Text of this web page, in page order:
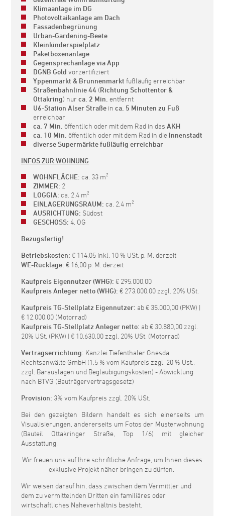
Klimaanlage im DG
Photovoltaikanlage am Dach
Fassadenbegrünung
Urban-Gardening-Beete
Kleinkinderspielplatz
Paketboxenanlage
Gegensprechanlage via App
DGNB Gold vorzertifiziert
Yppenmarkt & Brunnenmarkt fußläufig erreichbar
Straßenbahnlinie 44 (Richtung Schottentor &
Ottakring) nur ca. 2 Min. entfernt
U6-Station Alser Straßein ca. 5 Minuten zu Fuß
erreichbar
ca. 7 Min. öffentlich oder mit dem Rad in das AKH
ca. 10 Min. öffentlich oder mit dem Rad in dieInnenstadt
diverse Supermärkte fußläufig erreichbar
INFOS ZUR WOHNUNG
WOHNFLÄCHE: ca. 33 m²
ZIMMER: 2
LOGGIA: ca. 2,4 m²
EINLAGERUNGSRAUM: ca. 2,4 m²
AUSRICHTUNG: Südost
GESCHOSS: 4. OG
Bezugsfertig!
Betriebskosten: € 114,05 inkl. 10 % USt. p. M. derzeit
WE-Rücklage: € 16,00 p. M. derzeit
Kaufpreis Eigennutzer (WHG): € 295.000,00
Kaufpreis Anleger netto (WHG): € 273.000,00 zzgl. 20% USt.
Kaufpreis TG-Stellplatz Eigennutzer: ab € 35.000,00 (PKW) |
€ 12.000,00 (Motorrad)
Kaufpreis TG-Stellplatz Anleger netto: ab € 30.880,00 zzgl.
20% USt. (PKW) | € 10.630,00 zzgl. 20% USt. (Motorrad)
Vertragserrichtung: Kanzlei Tiefenthaler Gnesda
Rechtsanwälte GmbH (1,5 % vom Kaufpreis zzgl. 20 % Ust.,
zzgl. Barauslagen und Beglaubigungskosten) - Abwicklung
nach BTVG (Bauträgervertragsgesetz)
Provision: 3% vom Kaufpreis zzgl. 20% USt.
Bei den gezeigten Bildern handelt es sich einerseits um
Visualisierungen, andererseits um Fotos der Musterwohnung
(Bauteil Ottakringer Straße, Top 1/6) mit gleicher
Ausstattung.
Wir freuen uns auf Ihre schriftliche Anfrage, um Ihnen dieses
exklusive Projekt näher bringen zu dürfen.
Wir weisen darauf hin, dass zwischen dem Vermittler und
dem zu vermittelnden Dritten ein familiäres oder
wirtschaftliches Naheverhältnis besteht.